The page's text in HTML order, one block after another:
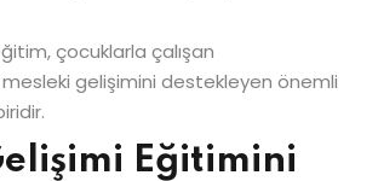
çocuklarla çalışan
gelişimini destekleyen önemli
Eğitimini